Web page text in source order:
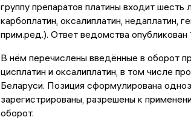
группу препаратов платины входит шесть
карбоплатин, оксалиплатин, недаплатин,
прим.ред.). Ответ ведомства
В нём перечислены введённые в оборот
цисплатин и оксалиплатин, в том числе
Беларуси. Позиция сформулирована
зарегистрированы, разрешены к
оборот.